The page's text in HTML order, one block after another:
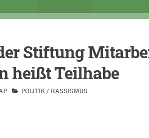
Stiftung
heißt Teilhabe
POLITIK / RASSISMUS